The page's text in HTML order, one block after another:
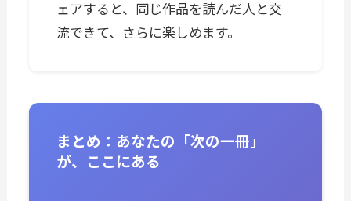
ェアすると、同じ作品を読んだ人と交
流できて、さらに楽しめます。
まとめ：あなたの「次の一冊」
が、ここにある